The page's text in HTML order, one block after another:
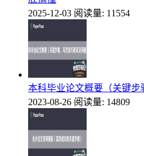
2025-12-03 阅读量: 11554
本科毕业论文概要（关键步
2023-08-26 阅读量: 14809